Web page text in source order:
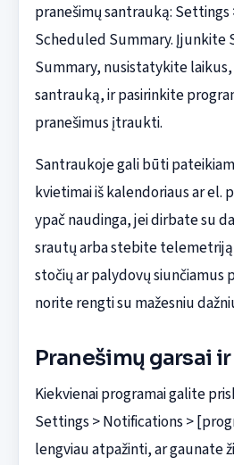
pranešimų santrauką: Settings
Scheduled Summary. Įjunkite
Summary, nusistatykite
santrauką, ir pasirinkite
pranešimus įtraukti.
Santraukoje gali būti
kvietimai iš kalendoriaus ar el.
ypač naudinga, jei dirbate su
srautų arba stebite
stočių ar palydovų siunčiamus
norite rengti su mažesniu
Pranešimų garsai
Kiekvienai programai galite
Settings > Notifications >
lengviau atpažinti, ar gaunate